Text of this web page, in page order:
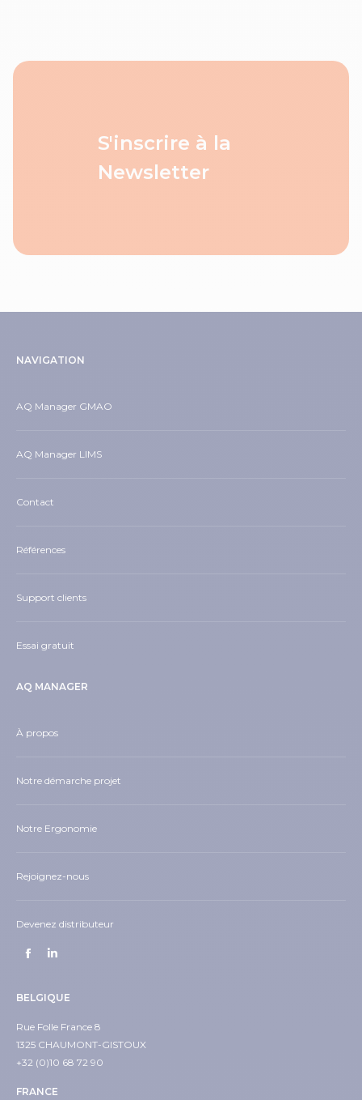
S'inscrire à la
Newsletter
NAVIGATION
AQ Manager GMAO
AQ Manager LIMS
Contact
Références
Support clients
Essai gratuit
AQ MANAGER
À propos
Notre démarche projet
Notre Ergonomie
Rejoignez-nous
Devenez distributeur
BELGIQUE
Rue Folle France 8
1325 CHAUMONT-GISTOUX
+32 (0)10 68 72 90
FRANCE